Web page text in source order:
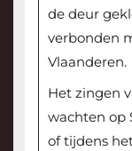
de deur
verbonden
Vlaanderen.
Het zingen
wachten op
of tijdens